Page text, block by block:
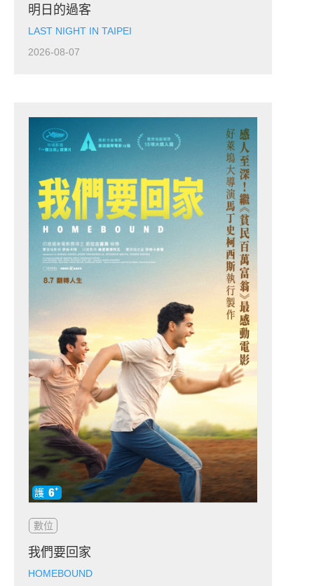
明日的過客
LAST NIGHT IN TAIPEI
2026-08-07
數位
我們要回家
HOMEBOUND